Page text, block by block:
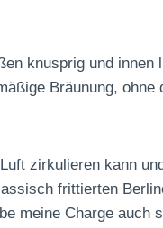
knusprig und innen
Bräunung, ohne
zirkulieren kann
frittierten
meine Charge auch